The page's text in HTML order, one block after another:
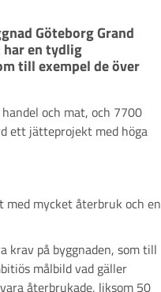
Göteborg Grand
en tydlig
till exempel de över
och mat, och 7700
ett jätteprojekt med höga
med mycket återbruk och en
krav på byggnaden, som till
målbild vad gäller
återbrukade, liksom 50